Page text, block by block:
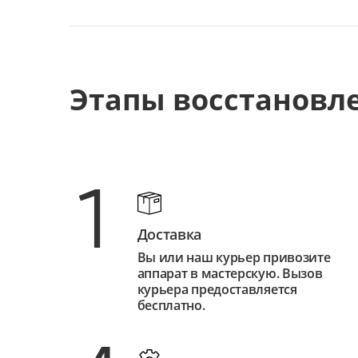
Этапы
1 Доставка
Вы или наш курьер привозите
аппарат в мастерскую. Вызов
курьера предоставляется
бесплатно.